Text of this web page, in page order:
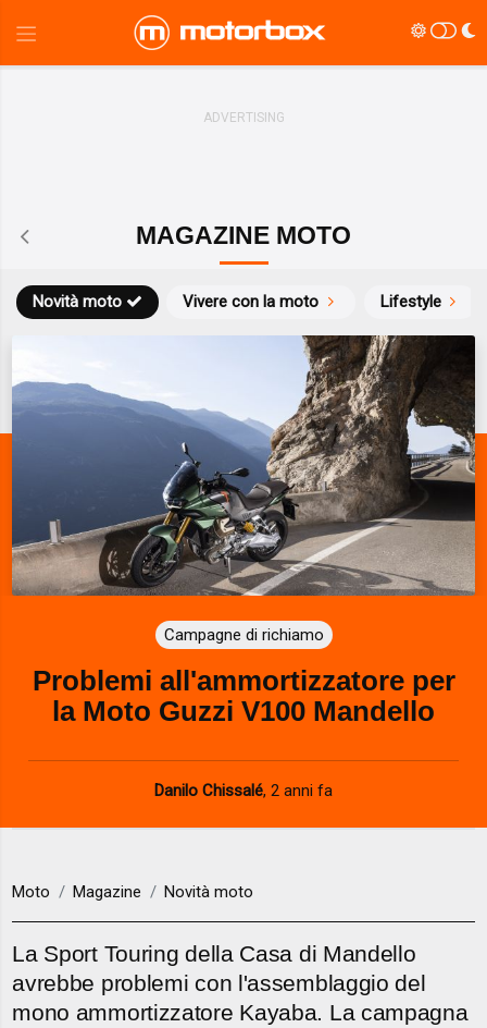
MAGAZINE MOTO
Novità moto Vivere con la moto Lifestyle
Campagne di richiamo
Problemi all'ammortizzatore per
la Moto Guzzi V100 Mandello
Danilo Chissalé, 2 anni fa
Moto Magazine Novità moto
La Sport Touring della Casa di Mandello
avrebbe problemi con l'assemblaggio del
mono ammortizzatore Kayaba. La campagna